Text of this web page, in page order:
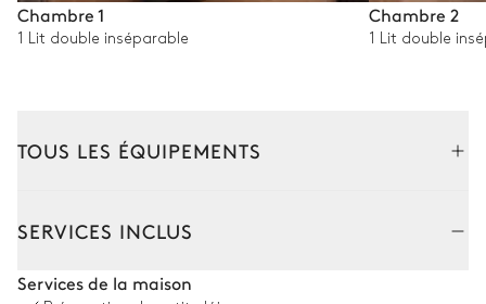
Chambre 1
1 Lit double inséparable
Chambre 2
1 Lit double
TOUS LES ÉQUIPEMENTS
SERVICES INCLUS
Services de la maison